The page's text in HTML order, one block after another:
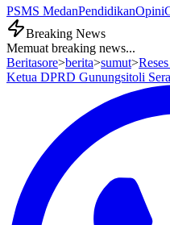
PSMS MedanPendidikanOpini
Breaking News
Memuat breaking news...
Beritasore>berita>sumut>
Ketua DPRD Gunungsitoli